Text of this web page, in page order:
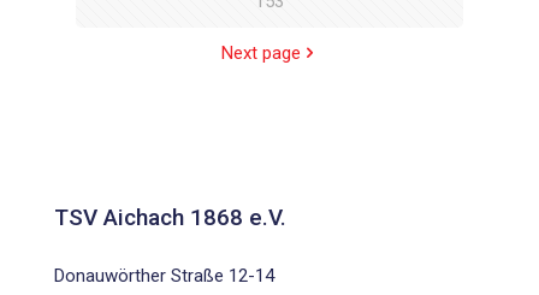
Next page
TSV Aichach 1868 e.V.
Donauwörther Straße 12-14